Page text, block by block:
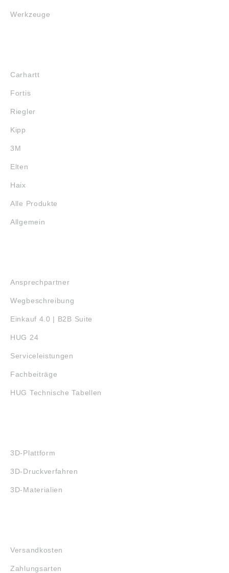
Werkzeuge
Carhartt
Fortis
Riegler
Kipp
3M
Elten
Haix
Alle Produkte
Allgemein
Ansprechpartner
Wegbeschreibung
Einkauf 4.0 | B2B Suite
HUG 24
Serviceleistungen
Fachbeiträge
HUG Technische Tabellen
3D-Plattform
3D-Druckverfahren
3D-Materialien
Versandkosten
Zahlungsarten